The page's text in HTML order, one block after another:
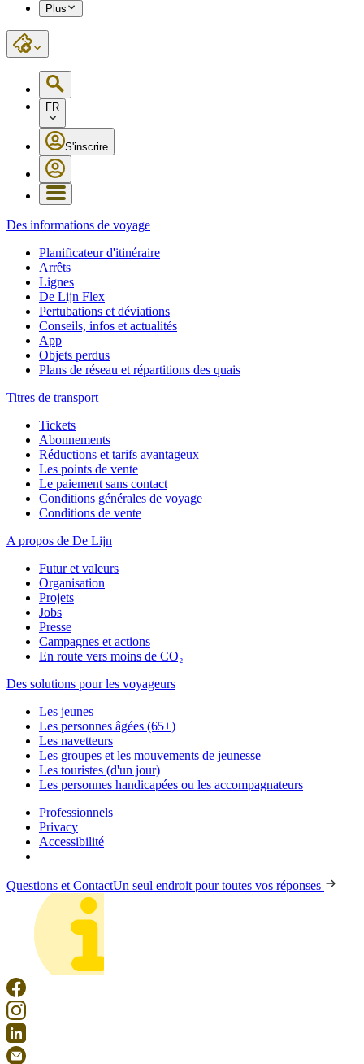
Plus
FR
S'inscrire
Des informations de voyage
Planificateur d'itinéraire
Arrêts
Lignes
De Lijn Flex
Pertubations et déviations
Conseils, infos et actualités
App
Objets perdus
Plans de réseau et répartitions des quais
Titres de transport
Tickets
Abonnements
Réductions et tarifs avantageux
Les points de vente
Le paiement sans contact
Conditions générales de voyage
Conditions de vente
A propos de De Lijn
Futur et valeurs
Organisation
Projets
Jobs
Presse
Campagnes et actions
En route vers moins de CO₂
Des solutions pour les voyageurs
Les jeunes
Les personnes âgées (65+)
Les navetteurs
Les groupes et les mouvements de jeunesse
Les touristes (d'un jour)
Les personnes handicapées ou les accompagnateurs
Professionnels
Privacy
Accessibilité
Questions et ContactUn seul endroit pour toutes vos réponses